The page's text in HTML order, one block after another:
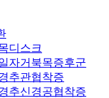
디스크
자거북목증후군
추관협착증
추신경공협착증